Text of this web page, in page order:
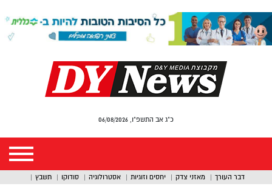
כ"ג אב התשפ"ו, 06/08/2026
דבר העורך מאזני צדק יחסים וזוגיות אסטרולוגיה סודוקו תשבץ